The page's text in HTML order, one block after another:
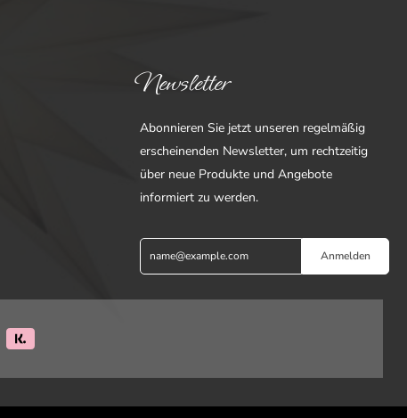
Newsletter
Abonnieren Sie jetzt unseren regelmäßig
erscheinenden Newsletter, um rechtzeitig
über neue Produkte und Angebote
informiert zu werden.
Anmelden